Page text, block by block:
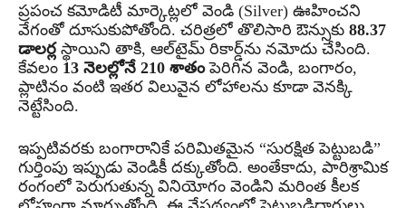
ప్రపంచ కమోడిటీ మార్కెట్లలో వెండి (Silver) ఊహించని
వేగంతో దూసుకుపోతోంది. చరిత్రలో తొలిసారి ఔన్సుకు 88.37
డాలర్లస్థాయిని తాకి, ఆల్‌టైమ్ రికార్డ్‌ను నమోదు చేసింది.
కేవలం 13 నెలల్లోనే 210 శాతంపెరిగిన వెండి, బంగారం,
ప్లాటినం వంటి ఇతర విలువైన లోహాలను కూడా వెనక్కి
నెట్టేసింది.
ఇప్పటివరకు బంగారానికే పరిమితమైన “సురక్షిత పెట్టుబడి”
గుర్తింపు ఇప్పుడు వెండికీ దక్కుతోంది. అంతేకాదు, పారిశ్రామిక
రంగంలో పెరుగుతున్న వినియోగం వెండిని మరింత కీలక